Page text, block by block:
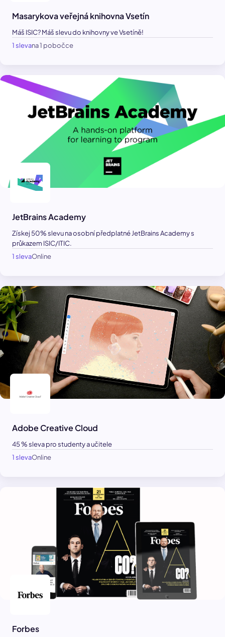
Masarykova veřejná knihovna Vsetín
Máš ISIC? Máš slevu do knihovny ve Vsetíně!
1 slevana 1 pobočce
JetBrains Academy
Získej 50% slevu na osobní předplatné JetBrains Academy s
průkazem ISIC/ITIC.
1 slevaOnline
Adobe Creative Cloud
45 % sleva pro studenty a učitele
1 slevaOnline
Forbes